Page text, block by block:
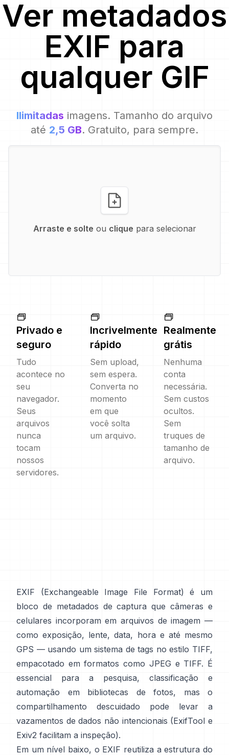
Ver metadados
EXIF para
qualquer GIF
Ilimitadas imagens. Tamanho do arquivo
até 2,5 GB. Gratuito, para sempre.
Arraste e solte ou clique para selecionar
Privado e
seguro
Tudo
acontece no
seu
navegador.
Seus
arquivos
nunca
tocam
nossos
servidores.
Incrivelmente
rápido
Sem upload,
sem espera.
Converta no
momento
em que
você solta
um arquivo.
Realmente
grátis
Nenhuma
conta
necessária.
Sem custos
ocultos.
Sem
truques de
tamanho de
arquivo.
EXIF (Exchangeable Image File Format) é um
bloco de metadados de captura que câmeras e
celulares incorporam em arquivos de imagem —
como exposição, lente, data, hora e até mesmo
GPS — usando um sistema de tags noestilo TIFF,
empacotado em formatos como JPEG e TIFF. É
essencial para a pesquisa, classificação e
automação em bibliotecas de fotos, mas o
compartilhamento descuidado pode levar a
vazamentos de dados não intencionais (ExifTool e
Exiv2 facilitam a inspeção).
Em um nível baixo, o EXIF reutiliza a estrutura do